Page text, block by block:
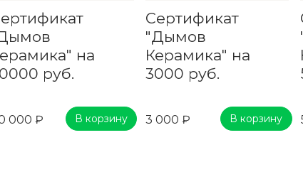
на
руб.
000 ₽ В корзину
Сертификат
"Дымов
Керамика" на
3000 руб.
3 000 ₽ В корзину